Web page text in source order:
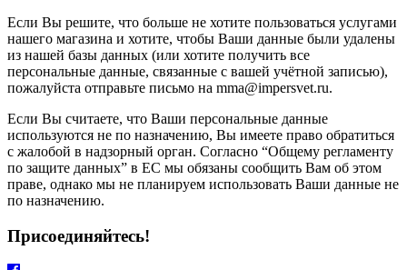
Если Вы решите, что больше не хотите пользоваться услугами
нашего магазина и хотите, чтобы Ваши данные были удалены
из нашей базы данных (или хотите получить все
персональные данные, связанные с вашей учётной записью),
пожалуйста отправьте письмо на mma@impersvet.ru.
Если Вы считаете, что Ваши персональные данные
используются не по назначению, Вы имеете право обратиться
с жалобой в надзорный орган. Согласно “Общему регламенту
по защите данных” в ЕС мы обязаны сообщить Вам об этом
праве, однако мы не планируем использовать Ваши данные не
по назначению.
Присоединяйтесь!